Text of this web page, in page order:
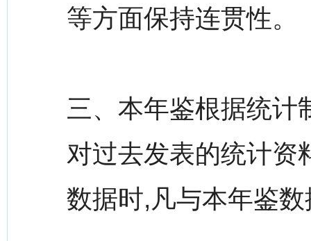
等方面保持连贯性。
三、本年鉴根据统计
对过去发表的统计资
数据时,凡与本年鉴